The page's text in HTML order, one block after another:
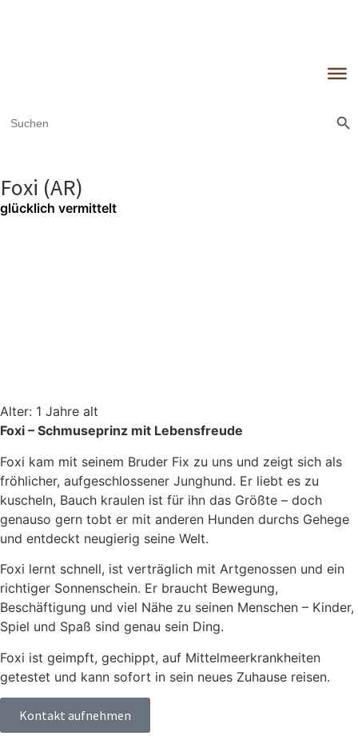
for:
Foxi (AR)
glücklich vermittelt
Alter: 1 Jahre alt
Foxi – Schmuseprinz mit Lebensfreude
Foxi kam mit seinem Bruder Fix zu uns und zeigt sich als
fröhlicher, aufgeschlossener Junghund. Er liebt es zu
kuscheln, Bauch kraulen ist für ihn das Größte – doch
genauso gern tobt er mit anderen Hunden durchs Gehege
und entdeckt neugierig seine Welt.
Foxi lernt schnell, ist verträglich mit Artgenossen und ein
richtiger Sonnenschein. Er braucht Bewegung,
Beschäftigung und viel Nähe zu seinen Menschen – Kinder,
Spiel und Spaß sind genau sein Ding.
Foxi ist geimpft, gechippt, auf Mittelmeerkrankheiten
getestet und kann sofort in sein neues Zuhause reisen.
Kontakt aufnehmen